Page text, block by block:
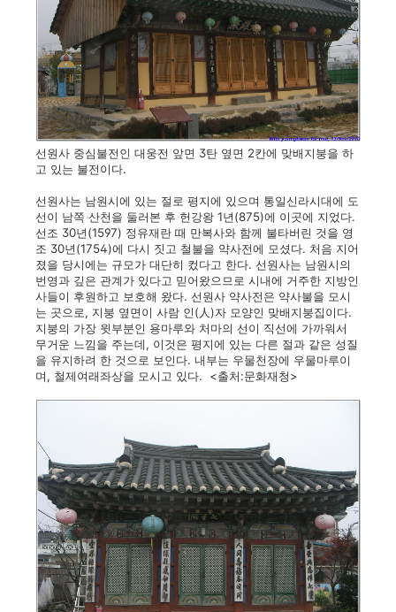
선원사 중심불전인 대웅전 앞면 3탄 옆면 2칸에 맞배지붕을 하
고 있는 불전이다.
선원사는 남원시에 있는 절로 평지에 있으며 통일신라시대에 도
선이 남쪽 산천을 둘러본 후 헌강왕 1년(875)에 이곳에 지었다.
선조 30년(1597) 정유재란 때 만복사와 함께 불타버린 것을 영
조 30년(1754)에 다시 짓고 철불을 약사전에 모셨다. 처음 지어
졌을 당시에는 규모가 대단히 컸다고 한다. 선원사는 남원시의
번영과 깊은 관계가 있다고 믿어왔으므로 시내에 거주한 지방인
사들이 후원하고 보호해 왔다. 선원사 약사전은 약사불을 모시
는 곳으로, 지붕 옆면이 사람 인(人)자 모양인 맞배지붕집이다.
지붕의 가장 윗부분인 용마루와 처마의 선이 직선에 가까워서
무거운 느낌을 주는데, 이것은 평지에 있는 다른 절과 같은 성질
을 유지하려 한 것으로 보인다. 내부는 우물천장에 우물마루이
며, 철제여래좌상을 모시고 있다. <출처:문화재청>